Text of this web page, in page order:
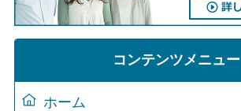
コンテンツメニュー
ホーム